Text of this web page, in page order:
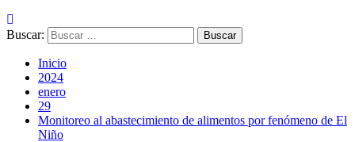
Buscar:
Inicio
2024
enero
29
Monitoreo al abastecimiento de alimentos por fenómeno de El
Niño